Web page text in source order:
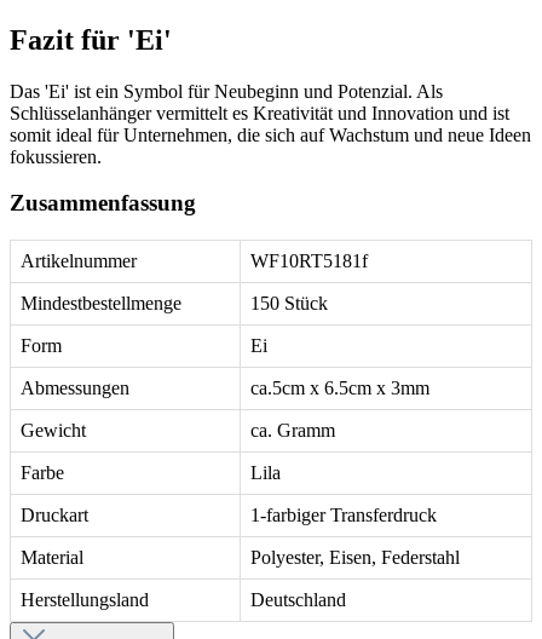
Fazit für 'Ei'
Das 'Ei' ist ein Symbol für Neubeginn und Potenzial. Als
Schlüsselanhänger vermittelt es Kreativität und Innovation und ist
somit ideal für Unternehmen, die sich auf Wachstum und neue Ideen
fokussieren.
Zusammenfassung
Artikelnummer WF10RT5181f
Mindestbestellmenge 150 Stück
Form Ei
Abmessungen ca.5cm x 6.5cm x 3mm
Gewicht ca. Gramm
Farbe Lila
Druckart 1-farbiger Transferdruck
Material Polyester, Eisen, Federstahl
Herstellungsland Deutschland